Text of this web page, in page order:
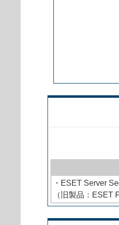
・ESET Server
（旧製品：ESET